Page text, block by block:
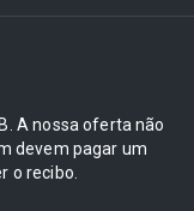
A nossa oferta não
devem pagar um
o recibo.